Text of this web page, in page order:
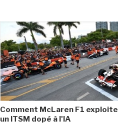
Comment McLaren F1 exploite
un ITSM dopé à l'IA